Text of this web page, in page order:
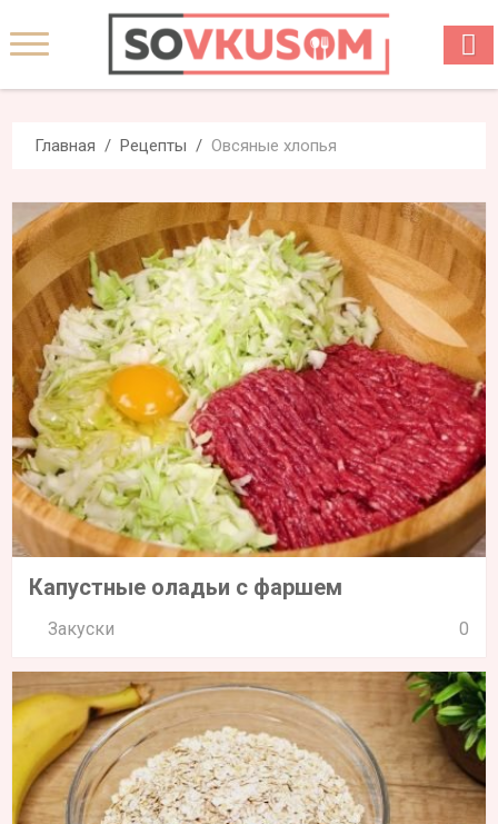
Главная Рецепты Овсяные хлопья
Капустные оладьи с фаршем
Закуски 0